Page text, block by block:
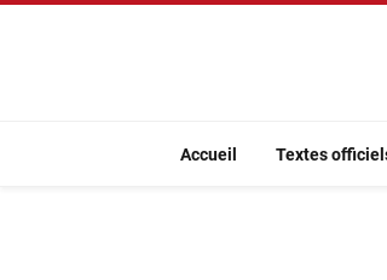
Accueil Textes